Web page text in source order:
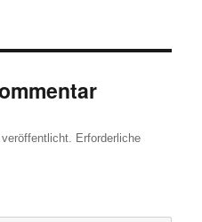
Erforderliche